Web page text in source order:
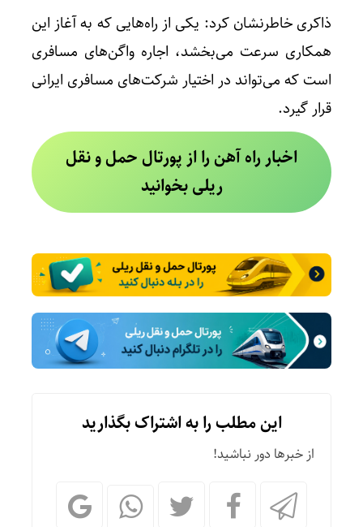
ذاکری خاطرنشان کرد: یکی از راه‌هایی که به آغاز این
همکاری سرعت می‌بخشد، اجاره واگن‌های مسافری
است که می‌تواند در اختیار شرکت‌های مسافری ایرانی
قرار گیرد.
اخبار راه آهن را از پورتال حمل و نقل
ریلی بخوانید
این مطلب را به اشتراک بگذارید
از خبرها دور نباشید!